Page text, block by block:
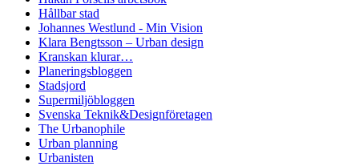
Hållbar stad
Johannes Westlund - Min Vision
Klara Bengtsson – Urban design
Kranskan klurar…
Planeringsbloggen
Stadsjord
Supermiljöbloggen
Svenska Teknik&Designföretagen
The Urbanophile
Urban planning
Urbanisten